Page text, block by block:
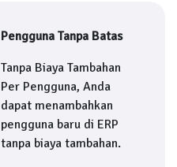
Pengguna Tanpa Batas
Tanpa Biaya Tambahan
Per Pengguna, Anda
dapat menambahkan
pengguna baru di ERP
tanpa biaya tambahan.